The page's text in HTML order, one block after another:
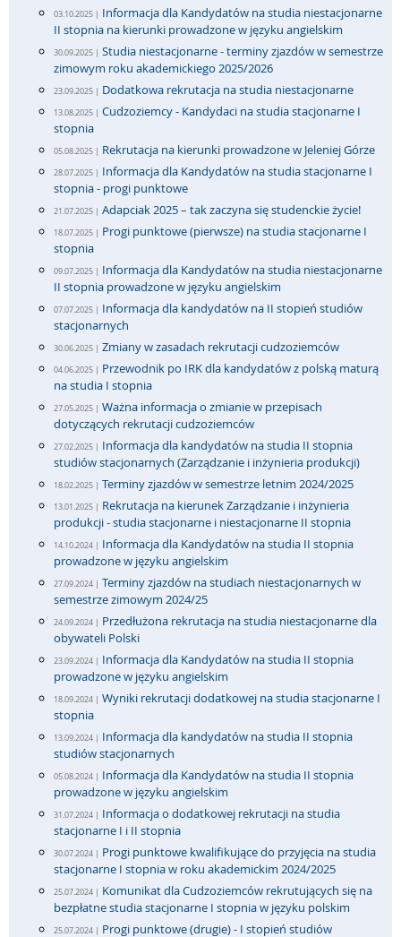
03.10.2025 | Informacja dla Kandydatów na studia niestacjonarne
II stopnia na kierunki prowadzone w języku angielskim
30.09.2025 | Studia niestacjonarne - terminy zjazdów w semestrze
zimowym roku akademickiego 2025/2026
23.09.2025 | Dodatkowa rekrutacja na studia niestacjonarne
13.08.2025 | Cudzoziemcy - Kandydaci na studia stacjonarne I
stopnia
05.08.2025 | Rekrutacja na kierunki prowadzone w Jeleniej Górze
28.07.2025 | Informacja dla Kandydatów na studia stacjonarne I
stopnia - progi punktowe
21.07.2025 | Adapciak 2025 – tak zaczyna się studenckie życie!
18.07.2025 | Progi punktowe (pierwsze) na studia stacjonarne I
stopnia
09.07.2025 | Informacja dla Kandydatów na studia niestacjonarne
II stopnia prowadzone w języku angielskim
07.07.2025 | Informacja dla kandydatów na II stopień studiów
stacjonarnych
30.06.2025 | Zmiany w zasadach rekrutacji cudzoziemców
04.06.2025 | Przewodnik po IRK dla kandydatów z polską maturą
na studia I stopnia
27.05.2025 | Ważna informacja o zmianie w przepisach
dotyczących rekrutacji cudzoziemców
27.02.2025 | Informacja dla kandydatów na studia II stopnia
studiów stacjonarnych (Zarządzanie i inżynieria produkcji)
18.02.2025 | Terminy zjazdów w semestrze letnim 2024/2025
13.01.2025 | Rekrutacja na kierunek Zarządzanie i inżynieria
produkcji - studia stacjonarne i niestacjonarne II stopnia
14.10.2024 | Informacja dla Kandydatów na studia II stopnia
prowadzone w języku angielskim
27.09.2024 | Terminy zjazdów na studiach niestacjonarnych w
semestrze zimowym 2024/25
24.09.2024 | Przedłużona rekrutacja na studia niestacjonarne dla
obywateli Polski
23.09.2024 | Informacja dla Kandydatów na studia II stopnia
prowadzone w języku angielskim
18.09.2024 | Wyniki rekrutacji dodatkowej na studia stacjonarne I
stopnia
13.09.2024 | Informacja dla kandydatów na studia II stopnia
studiów stacjonarnych
05.08.2024 | Informacja dla Kandydatów na studia II stopnia
prowadzone w języku angielskim
31.07.2024 | Informacja o dodatkowej rekrutacji na studia
stacjonarne I i II stopnia
30.07.2024 | Progi punktowe kwalifikujące do przyjęcia na studia
stacjonarne I stopnia w roku akademickim 2024/2025
25.07.2024 | Komunikat dla Cudzoziemców rekrutujących się na
bezpłatne studia stacjonarne I stopnia w języku polskim
25.07.2024 | Progi punktowe (drugie) - I stopień studiów